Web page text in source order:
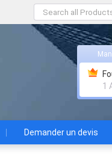
1
Demander un devis